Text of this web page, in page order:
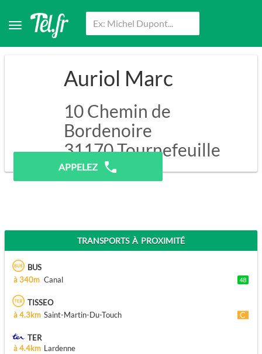
Auriol Marc
10 Chemin de
Bordenoire
31170Tournefeuille
APPELEZ
TRANSPORTS À PROXIMITÉ
BUS
à 340m Canal
TISSEO
à 4.3km Saint-Martin-Du-Touch
TER
à 4.4km Lardenne